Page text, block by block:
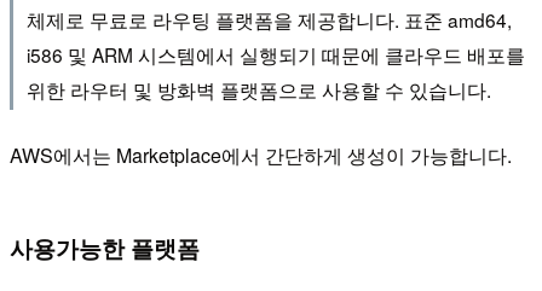
체제로 무료로 라우팅 플랫폼을 제공합니다. 표준 amd64,
i586 및 ARM 시스템에서 실행되기 때문에 클라우드 배포를
위한 라우터 및 방화벽 플랫폼으로 사용할 수 있습니다.
AWS에서는 Marketplace에서 간단하게 생성이 가능합니다.
사용가능한 플랫폼